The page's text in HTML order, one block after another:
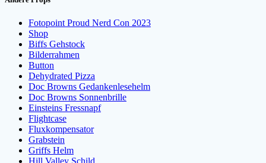
Fotopoint Proud Nerd Con 2023
Shop
Biffs Gehstock
Bilderrahmen
Button
Dehydrated Pizza
Doc Browns Gedankenlesehelm
Doc Browns Sonnenbrille
Einsteins Fressnapf
Flightcase
Fluxkompensator
Grabstein
Griffs Helm
Hill Valley Schild